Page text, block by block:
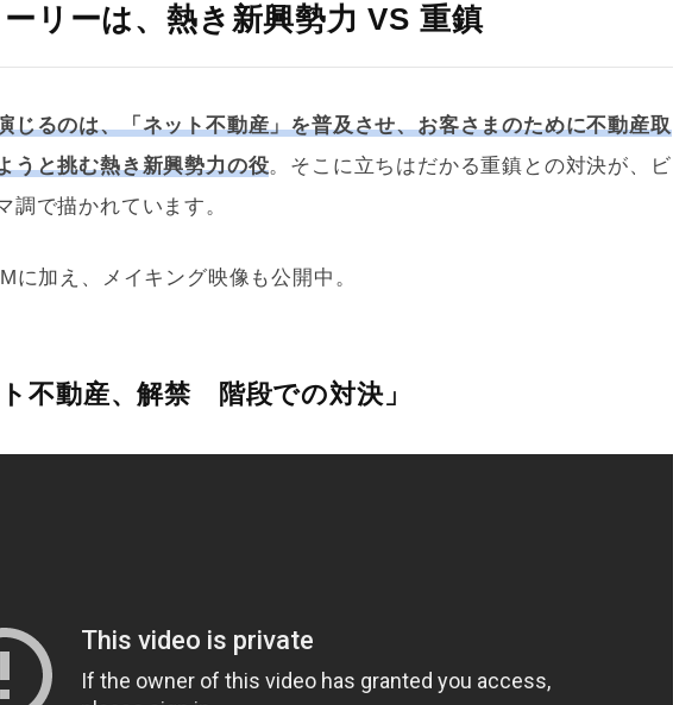
リーは、熱き新興勢力 VS 重鎮
じるのは、「ネット不動産」を普及させ、お客さまのために不動産取
うと挑む熱き新興勢力の役。そこに立ちはだかる重鎮との対決が、ビ
調で描かれています。
に加え、メイキング映像も公開中。
ト不動産、解禁 階段での対決」